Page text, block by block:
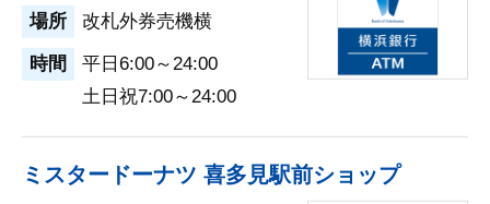
場所
改札外券売機横
時間
平日6:00～24:00
土日祝7:00～24:00
ミスタードーナツ 喜多見駅前ショップ